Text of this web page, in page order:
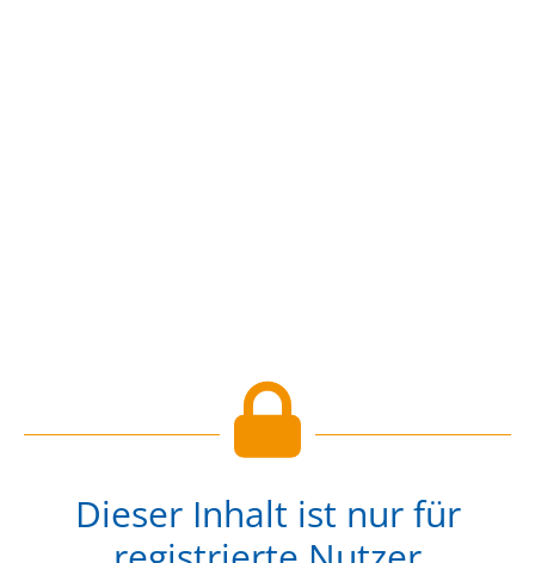
Dieser Inhalt ist nur für